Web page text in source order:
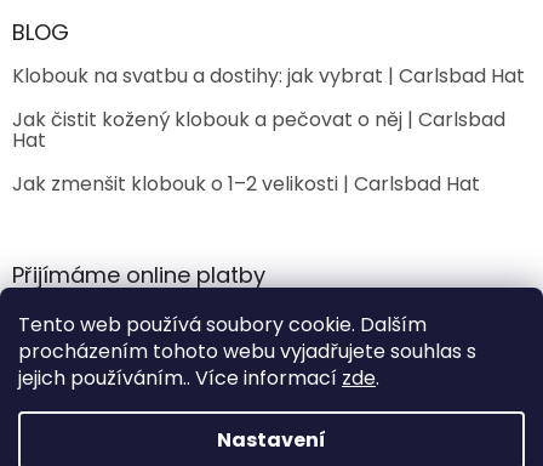
Tento web používá soubory cookie. Dalším
procházením tohoto webu vyjadřujete souhlas s
jejich používáním.. Více informací zde.
Nastavení
BLOG
Klobouk na svatbu a dostihy: jak vybrat | Carlsbad Hat
Jak čistit kožený klobouk a pečovat o něj | Carlsbad
Hat
Jak zmenšit klobouk o 1–2 velikosti | Carlsbad Hat
Přijímáme online platby
Vytvořil Shoptet Premium